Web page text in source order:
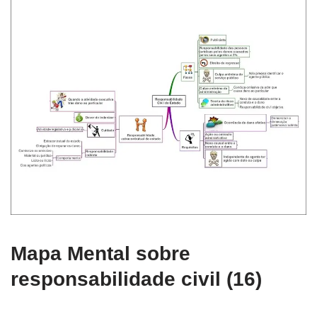
Mapa Mental sobre
responsabilidade civil (16)